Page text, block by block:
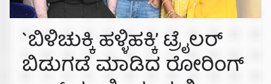
`ಬಿಳಿಚುಕ್ಕಿ ಹಳ್ಳಿಹಕ್ಕಿ’ ಟ್ರೈಲರ್
ಬಿಡುಗಡೆ ಮಾಡಿದ ರೋರಿಂಗ್